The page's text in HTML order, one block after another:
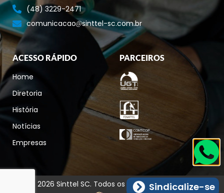
(48) 3229-2471
comunicacao
sinttel-sc.com.br
ACESSO RÁPIDO
Home
Diretoria
História
Notícias
Empresas
PARCEIROS
© 2026 Sinttel SC. Todos os direitos reservados.
Sindicalize-se